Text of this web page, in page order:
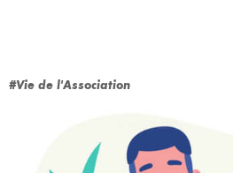
#Vie de l'Association